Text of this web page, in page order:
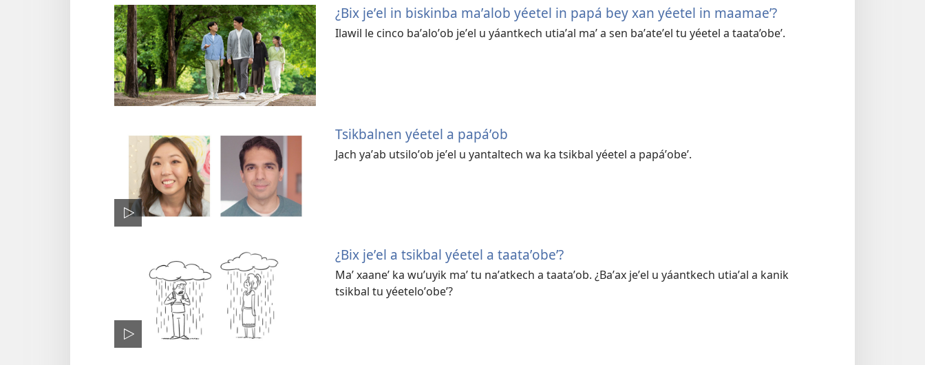
¿Bix jeʼel in biskinba maʼalob yéetel in papá bey xan yéetel in maamaeʼ?
Ilawil le cinco baʼaloʼob jeʼel u yáantkech utiaʼal maʼ a sen baʼateʼel tu yéetel a taata’obe’.
Tsikbalnen yéetel a papáʼob
Jach yaʼab utsiloʼob jeʼel u yantaltech wa ka tsikbal yéetel a papáʼobeʼ.
¿Bix jeʼel a tsikbal yéetel a taataʼobeʼ?
Maʼ xaaneʼ ka wuʼuyik maʼ tu naʼatkech a taataʼob. ¿Baʼax jeʼel u yáantkech utiaʼal a kanik
tsikbal tu yéeteloʼobeʼ?